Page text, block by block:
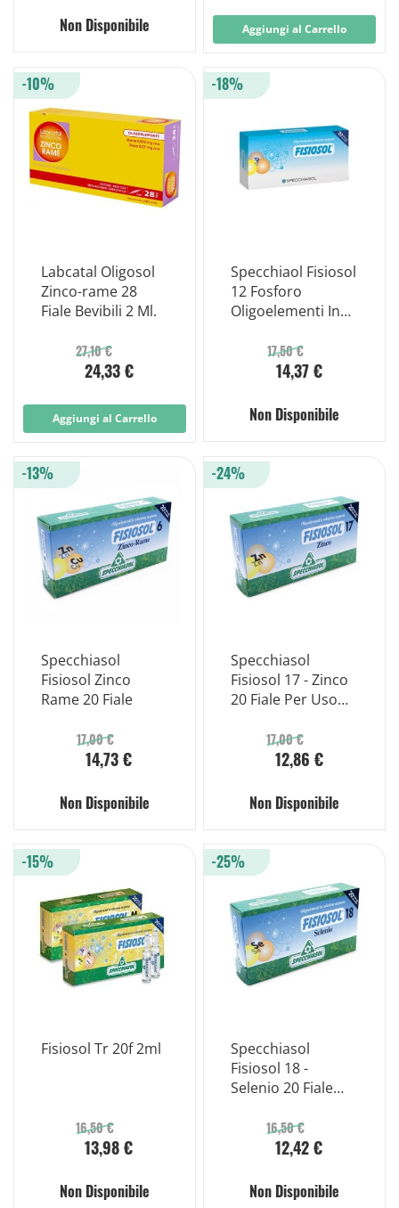
Non Disponibile Aggiungi al Carrello
Labcatal Oligosol
Zinco-rame 28
Fiale Bevibili 2 Ml.
27,10 €
24,33 €
-10%
Aggiungi al Carrello
Specchiaol Fisiosol
12 Fosforo
Oligoelementi In
Acquosa 20 Fiale
17,50 €
14,37 €
-18%
Non Disponibile
Specchiasol
Fisiosol Zinco
Rame 20 Fiale
17,00 €
14,73 €
-13%
Non Disponibile
Specchiasol
Fisiosol 17 - Zinco
20 Fiale Per Uso
17,00 €
12,86 €
-24%
Non Disponibile
Fisiosol Tr 20f 2ml
16,50 €
13,98 €
-15%
Non Disponibile
Specchiasol
Fisiosol 18 -
Selenio 20 Fiale
16,50 €
12,42 €
-25%
Non Disponibile